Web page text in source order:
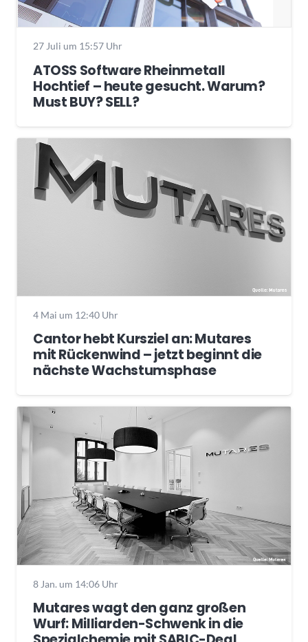
27 Juli um 15:57 Uhr
ATOSS Software Rheinmetall
Hochtief – heute gesucht. Warum?
Must BUY? SELL?
4 Mai um 12:40 Uhr
Cantor hebt Kursziel an: Mutares
mit Rückenwind – jetzt beginnt die
nächste Wachstumsphase
8 Jan. um 14:06 Uhr
Mutares wagt den ganz großen
Wurf: Milliarden-Schwenk in die